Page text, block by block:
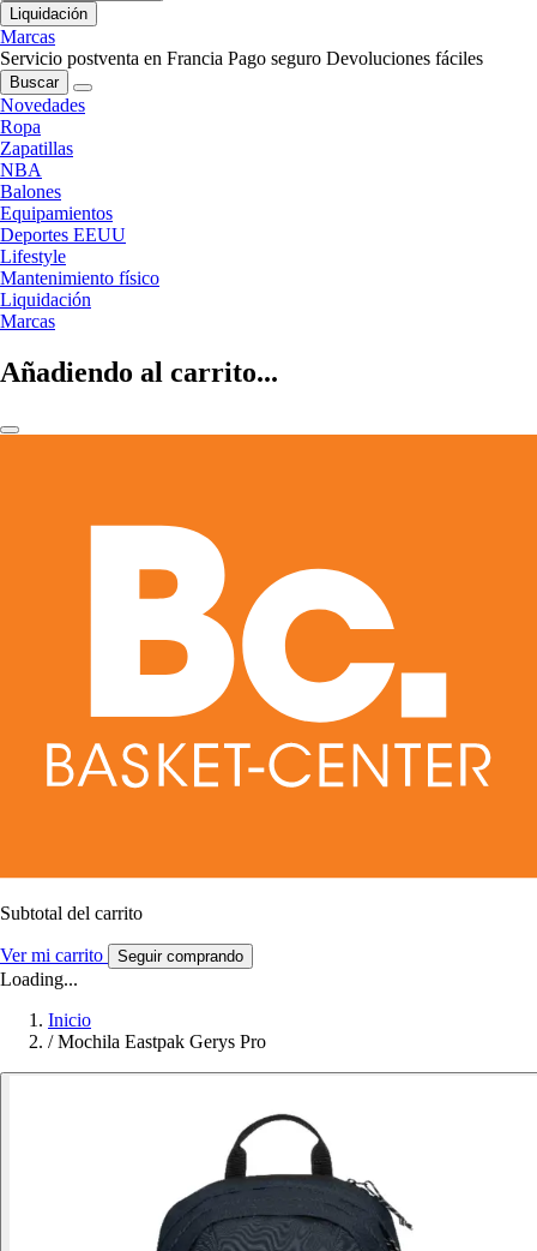
Liquidación
Marcas
Servicio postventa en Francia Pago seguro Devoluciones fáciles
Buscar
Novedades
Ropa
Zapatillas
NBA
Balones
Equipamientos
Deportes EEUU
Lifestyle
Mantenimiento físico
Liquidación
Marcas
Añadiendo al carrito...
Subtotal del carrito
Ver mi carrito Seguir comprando
Loading...
Inicio
/ Mochila Eastpak Gerys Pro